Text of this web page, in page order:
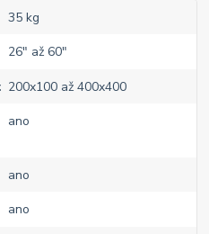
35 kg
26" až 60"
200x100 až 400x400
ano
ano
ano